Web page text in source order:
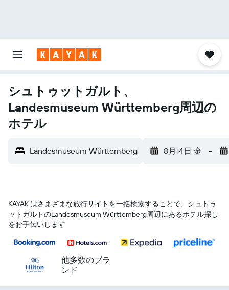
シュトゥットガルト、
Landesmuseum Württemberg周辺の
ホテル
Landesmuseum Württemberg 8月14日 金 -
KAYAK はさまざまな旅行サイトを一括検索することで、シュトゥ
ットガルト​のLandesmuseum Württemberg​周辺にあるホテル探し
をお手伝いします
他多数のブラ
ンド